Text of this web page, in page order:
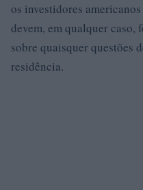
os investidores
devem, em qualquer
sobre quaisquer questões
residência.